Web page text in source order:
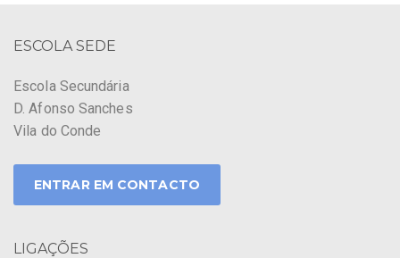
ESCOLA SEDE
Escola Secundária
D. Afonso Sanches
Vila do Conde
ENTRAR EM CONTACTO
LIGAÇÕES